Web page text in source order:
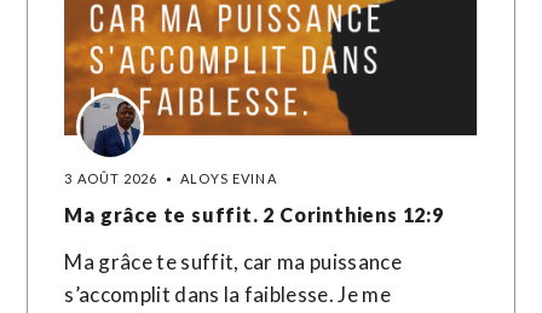
3 AOÛT 2026 ALOYS EVINA
Ma grâce te suffit. 2 Corinthiens 12:9
Ma grâce te suffit, car ma puissance
s’accomplit dans la faiblesse. Je me